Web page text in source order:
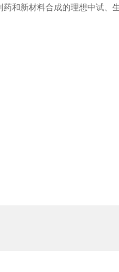
和新材料合成的理想中试、生